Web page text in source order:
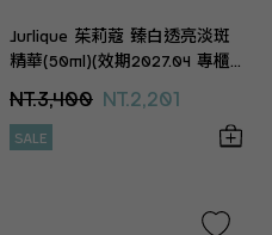
Jurlique 茱莉蔻 臻白透亮淡斑
精華(50ml)(效期2027.04 專櫃
NT.3,400 NT.2,201
SALE